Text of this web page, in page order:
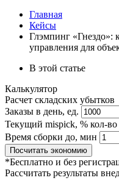
Главная
Кейсы
Глэмпинг «Гнездо»:
управления для
В этой статье
Калькулятор
Расчет складских убытков
Заказы в день, ед.
Текущий mispick, % кол-
Время сборки до, мин
Посчитать экономию
*Бесплатно и без
Рассчитать результаты